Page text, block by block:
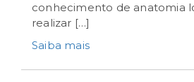
conhecimento de anatomia
realizar […]
Saiba mais